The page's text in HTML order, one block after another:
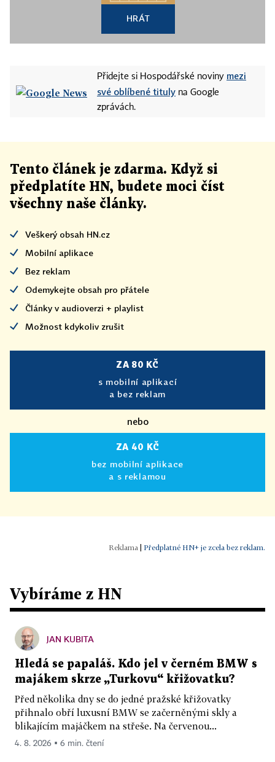
HRÁT
Přidejte si Hospodářské noviny mezi
své oblíbené tituly na Google
zprávách.
Tento článek je zdarma. Když si
předplatíte HN, budete moci číst
všechny naše články.
Veškerý obsah HN.cz
Mobilní aplikace
Bez reklam
Odemykejte obsah pro přátele
Články v audioverzi + playlist
Možnost kdykoliv zrušit
ZA 80 KČ
s mobilní aplikací
a bez reklam
nebo
ZA 40 KČ
bez mobilní aplikace
a s reklamou
| Předplatné HN+ je zcela bez reklam.
Vybíráme z HN
JAN KUBITA
Hledá se papaláš. Kdo jel v černém BMW s
majákem skrze „Turkovu“ křižovatku?
Před několika dny se do jedné pražské křižovatky
přihnalo obří luxusní BMW se začerněnými skly a
blikajícím majáčkem na střeše. Na červenou...
4. 8. 2026 ▪ 6 min. čtení